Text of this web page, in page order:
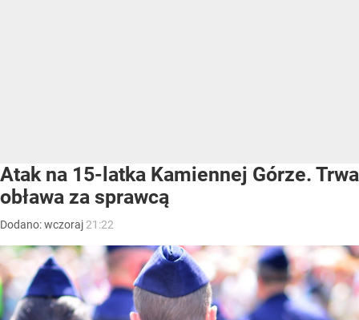
Atak na 15-latka Kamiennej Górze. Trwa
obława za sprawcą
Dodano:wczoraj 21:22